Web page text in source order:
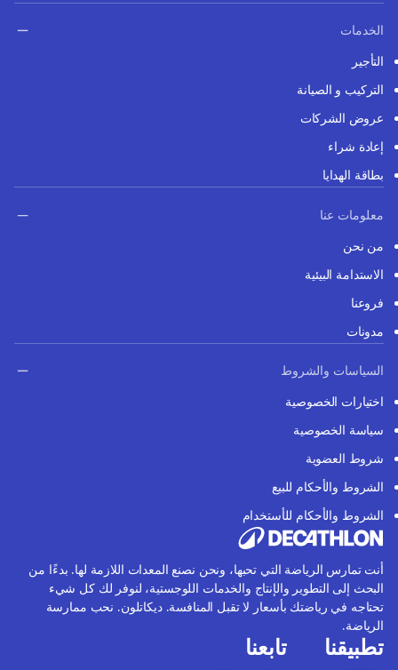
الخدمات
التأجير
التركيب و الصيانة
عروض الشركات
إعادة شراء
بطاقة الهدايا
معلومات عنا
من نحن
الاستدامة البيئية
فروعنا
مدونات
السياسات والشروط
اختيارات الخصوصية
سياسة الخصوصية
شروط العضوية
الشروط والأحكام للبيع
الشروط والأحكام للأستخدام
أنت تمارس الرياضة التي تحبها، ونحن نصنع المعدات اللازمة لها. بدءًا من
البحث إلى التطوير والإنتاج والخدمات اللوجستية، لنوفر لك كل شيء
تحتاجه في رياضتك بأسعار لا تقبل المنافسة. ديكاتلون. نحب ممارسة
الرياضة.
تطبيقنا تابعنا